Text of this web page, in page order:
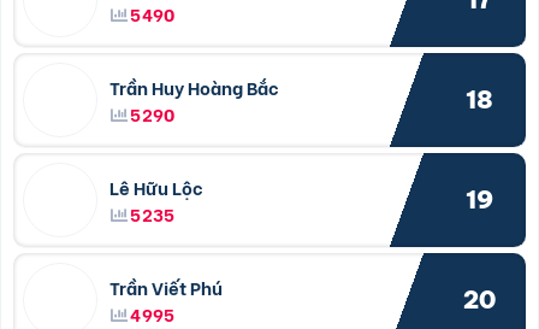
5490
Trần Huy Hoàng Bắc
5290
18
Lê Hữu Lộc
5235
19
Trần Viết Phú
4995
20